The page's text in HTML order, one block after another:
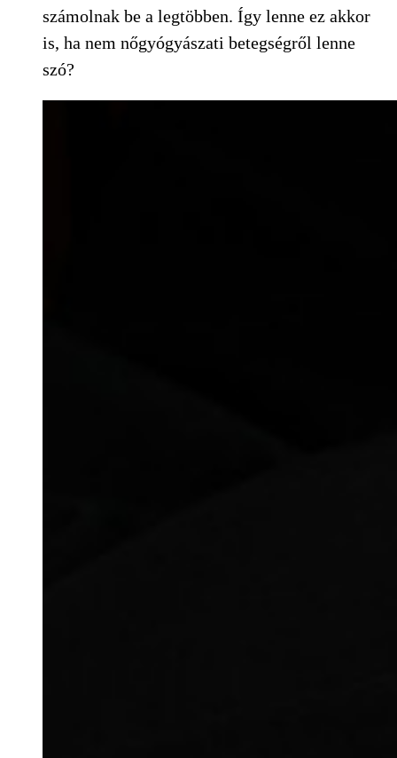
számolnak be a legtöbben. Így lenne ez akkor
is, ha nem nőgyógyászati betegségről lenne
szó?